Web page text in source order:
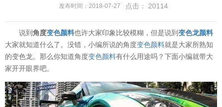
发布时间：2018-07-27 点击： 20114
说到角度变色颜料也许大家印象比较模糊，但是说到变色龙颜料
大家就知道什么了。没错，小编所说的角度变色颜料就是大家所熟知
的变色龙。那么你知道角度变色颜料有什么用途吗？下面小编就带大
家开开眼界吧。